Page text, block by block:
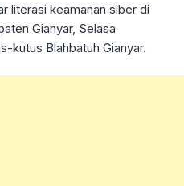
literasi keamanan siber di
Gianyar, Selasa
kutus Blahbatuh Gianyar.